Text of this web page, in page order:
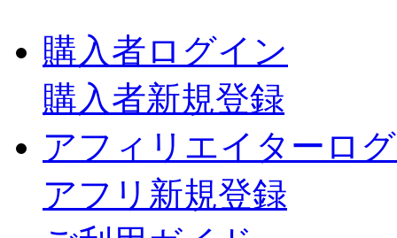
購入者ログイン
購入者新規登録
アフィリエイターロ
アフリ新規登録